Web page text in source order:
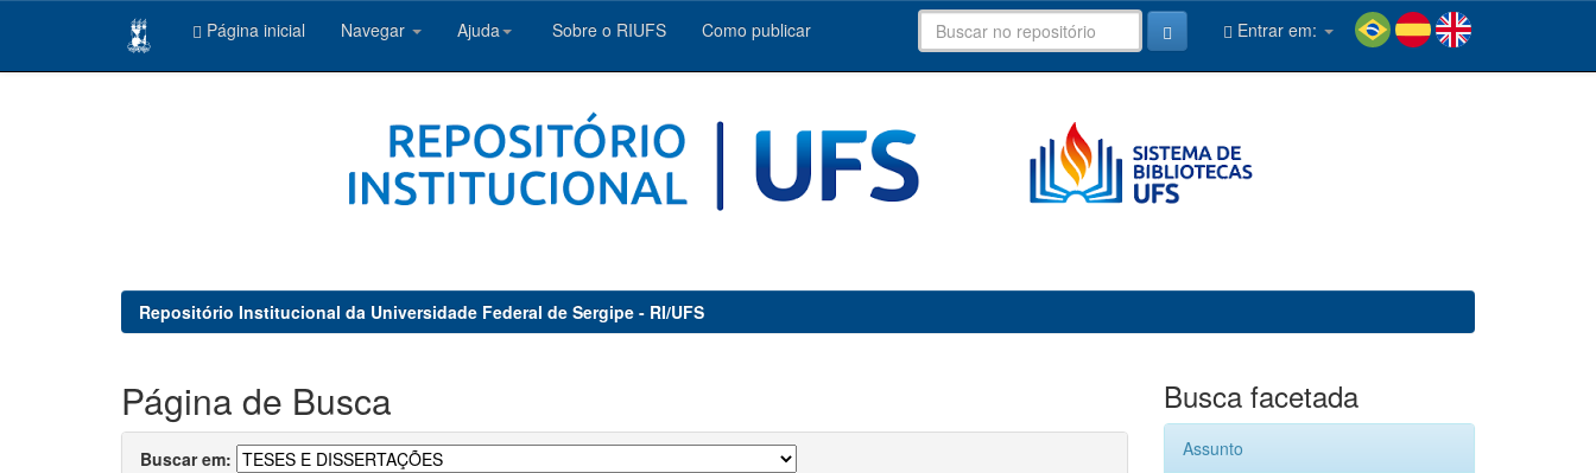
Página inicial Navegar Ajuda Sobre o RIUFS Como publicar Entrar em:
Repositório Institucional da Universidade Federal de Sergipe - RI/UFS
Página de Busca
Buscar em:
Busca facetada
Assunto